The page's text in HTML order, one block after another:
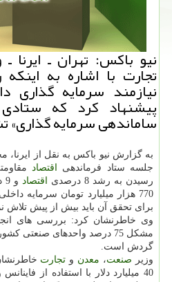
نیو باكس: تهران ـ
تجارت با اشاره به
نیازمند سرمایه گذاری
پیشنهاد كرد كه
ساماندهی سرمایه
به گزارش نیو باكس به نقل از ایرنا،
جلسه ستاد فرماندهی اقتصاد
رسیدن به رشد 8 درصدی
اقتصاد و 9 درصدی
770 هزار میلیارد تومان سرمایه
برای تحقق آن باید بیش از پیش تلاش
وی خاطرنشان كرد: بررسی های
مشكل 75 درصد واحدهای صنعتی
گردش است.
وزیر صنعت، معدن و تجارت
40 میلیارد دلار با استفاده از فاینانس و روش های دیگر با